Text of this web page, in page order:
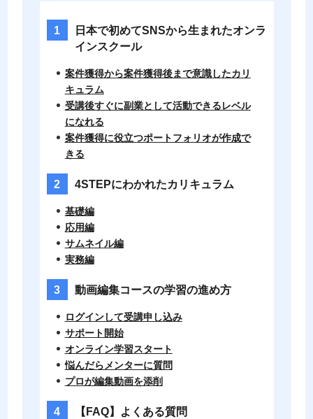
日本で初めてSNSから生まれたオンラ
インスクール
案件獲得から案件獲得後まで意識したカリ
キュラム
受講後すぐに副業として活動できるレベル
になれる
案件獲得に役立つポートフォリオが作成で
きる
4STEPにわかれたカリキュラム
基礎編
応用編
サムネイル編
実務編
動画編集コースの学習の進め方
ログインして受講申し込み
サポート開始
オンライン学習スタート
悩んだらメンターに質問
プロが編集動画を添削
【FAQ】よくある質問